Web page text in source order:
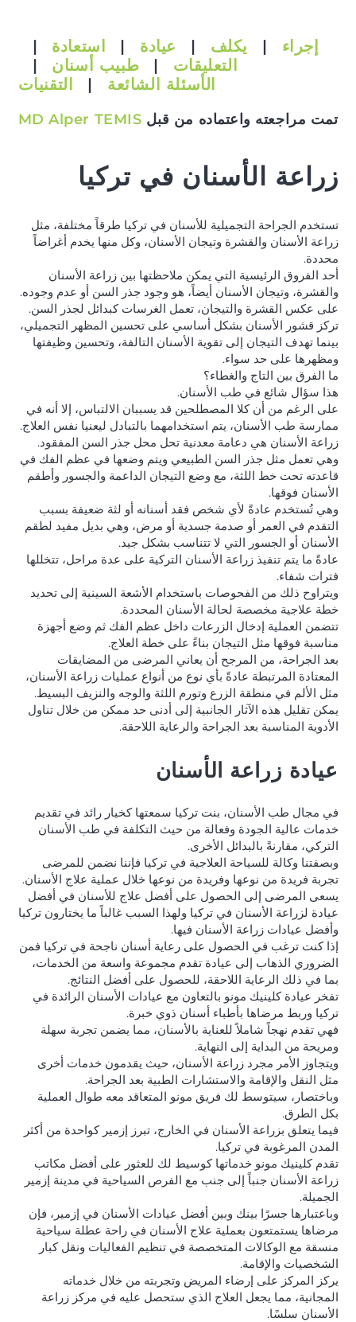
إجراء | يكلف | عيادة | استعادة
|
التعليقات
| طبيب أسنان
|
الأسئلة الشائعة
| التقنيات
تمت مراجعته واعتماده من قبل MD Alper TEMIS
زراعة الأسنان في تركيا
تستخدم الجراحة التجميلية للأسنان في تركيا طرقاً مختلفة، مثل
زراعة الأسنان والقشرة وتيجان الأسنان، وكل منها يخدم أغراضاً
محددة.
أحد الفروق الرئيسية التي يمكن ملاحظتها بين زراعة الأسنان
والقشرة، وتيجان الأسنان أيضاً، هو وجود جذر السن أو عدم وجوده.
على عكس القشرة والتيجان، تعمل الغرسات كبدائل لجذر السن.
تركز قشور الأسنان بشكل أساسي على تحسين المظهر التجميلي،
بينما تهدف التيجان إلى تقوية الأسنان التالفة، وتحسين وظيفتها
ومظهرها على حد سواء.
ما الفرق بين التاج والغطاء؟
هذا سؤال شائع في طب الأسنان.
على الرغم من أن كلا المصطلحين قد يسببان الالتباس، إلا أنه في
ممارسة طب الأسنان، يتم استخدامهما بالتبادل ليعنيا نفس العلاج.
زراعة الأسنان هي دعامة معدنية تحل محل جذر السن المفقود.
وهي تعمل مثل جذر السن الطبيعي ويتم وضعها في عظم الفك في
قاعدته تحت خط اللثة، مع وضع التيجان الداعمة والجسور وأطقم
الأسنان فوقها.
وهي تُستخدم عادةً لأي شخص فقد أسنانه أو لثة ضعيفة بسبب
التقدم في العمر أو صدمة جسدية أو مرض، وهي بديل مفيد لطقم
الأسنان أو الجسور التي لا تتناسب بشكل جيد.
عادةً ما يتم تنفيذ زراعة الأسنان التركية على عدة مراحل، تتخللها
فترات شفاء.
ويتراوح ذلك من الفحوصات باستخدام الأشعة السينية إلى تحديد
خطة علاجية مخصصة لحالة الأسنان المحددة.
تتضمن العملية إدخال الزرعات داخل عظم الفك ثم وضع أجهزة
مناسبة فوقها مثل التيجان بناءً على خطة العلاج.
بعد الجراحة، من المرجح أن يعاني المرضى من المضايقات
المعتادة المرتبطة عادةً بأي نوع من أنواع عمليات زراعة الأسنان،
مثل الألم في منطقة الزرع وتورم اللثة والوجه والنزيف البسيط.
يمكن تقليل هذه الآثار الجانبية إلى أدنى حد ممكن من خلال تناول
الأدوية المناسبة بعد الجراحة والرعاية اللاحقة.
عيادة زراعة الأسنان
في مجال طب الأسنان، بنت تركيا سمعتها كخيار رائد في تقديم
خدمات عالية الجودة وفعالة من حيث التكلفة في طب الأسنان
التركي، مقارنةً بالبدائل الأخرى.
وبصفتنا وكالة للسياحة العلاجية في تركيا فإننا نضمن للمرضى
تجربة فريدة من نوعها وفريدة من نوعها خلال عملية علاج الأسنان.
يسعى المرضى إلى الحصول على أفضل علاج للأسنان في أفضل
عيادة لزراعة الأسنان في تركيا ولهذا السبب غالباً ما يختارون تركيا
وأفضل عيادات زراعة الأسنان فيها.
إذا كنت ترغب في الحصول على رعاية أسنان ناجحة في تركيا فمن
الضروري الذهاب إلى عيادة تقدم مجموعة واسعة من الخدمات،
بما في ذلك الرعاية اللاحقة، للحصول على أفضل النتائج.
تفخر عيادة كلينيك مونو بالتعاون مع عيادات الأسنان الرائدة في
تركيا وربط مرضاها بأطباء أسنان ذوي خبرة.
فهي تقدم نهجاً شاملاً للعناية بالأسنان، مما يضمن تجربة سهلة
ومريحة من البداية إلى النهاية.
ويتجاوز الأمر مجرد زراعة الأسنان، حيث يقدمون خدمات أخرى
مثل النقل والإقامة والاستشارات الطبية بعد الجراحة.
وباختصار، سيتوسط لك فريق مونو المتعاقد معه طوال العملية
بكل الطرق.
فيما يتعلق بزراعة الأسنان في الخارج، تبرز إزمير كواحدة من أكثر
المدن المرغوبة في تركيا.
تقدم كلينيك مونو خدماتها كوسيط لك للعثور على أفضل مكاتب
زراعة الأسنان جنباً إلى جنب مع الفرص السياحية في مدينة إزمير
الجميلة.
وباعتبارها جسرًا بينك وبين أفضل عيادات الأسنان في إزمير، فإن
مرضاها يستمتعون بعملية علاج الأسنان في راحة عطلة سياحية
منسقة مع الوكالات المتخصصة في تنظيم الفعاليات ونقل كبار
الشخصيات والإقامة.
يركز المركز على إرضاء المريض وتجربته من خلال خدماته
المجانية، مما يجعل العلاج الذي ستحصل عليه في مركز زراعة
الأسنان سلسًا.